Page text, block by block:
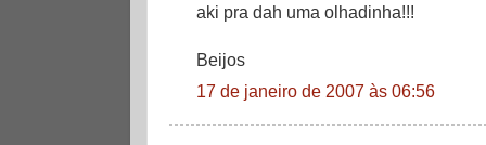
aki pra dah uma olhadinha!!!
Beijos
17 de janeiro de 2007 às 06:56